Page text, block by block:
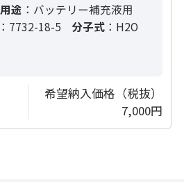
途 ：バッテリー補充液用
：7732-18-5 分子式 ：H2O
希望納入価格（税抜）
7,000円